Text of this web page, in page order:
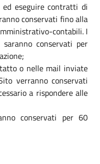
eseguire contratti di
conservati fino alla
contabili. I
conservati per
o nelle mail inviate
verranno conservati
a rispondere alle
conservati per 60